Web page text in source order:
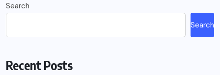
Search
Search
Recent Posts